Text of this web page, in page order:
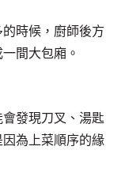
時候，廚師後方
間大包廂。
發現刀叉、湯匙
為上菜順序的緣